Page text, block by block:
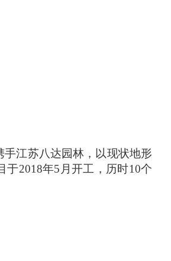
江苏八达园林，以现状地形
2018年5月开工，历时10个